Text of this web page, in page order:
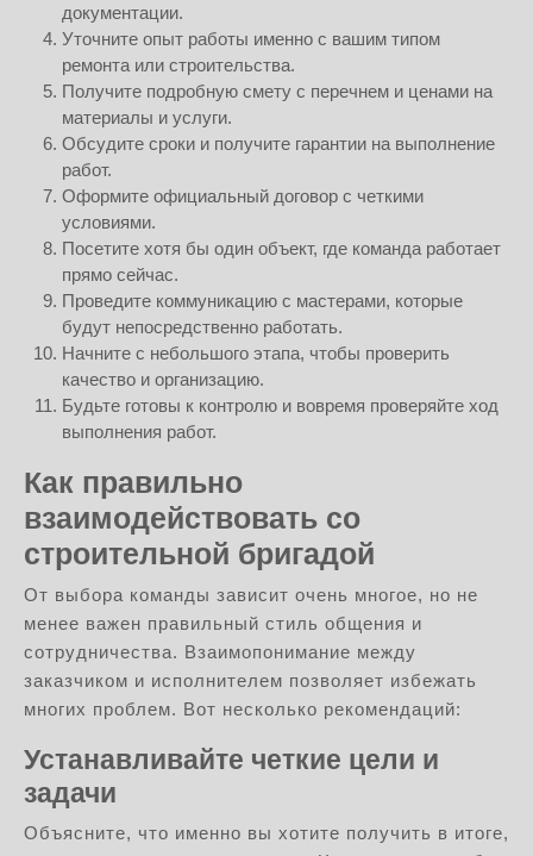
документации.
Уточните опыт работы именно с вашим типом
ремонта или строительства.
Получите подробную смету с перечнем и ценами на
материалы и услуги.
Обсудите сроки и получите гарантии на выполнение
работ.
Оформите официальный договор с четкими
условиями.
Посетите хотя бы один объект, где команда работает
прямо сейчас.
Проведите коммуникацию с мастерами, которые
будут непосредственно работать.
Начните с небольшого этапа, чтобы проверить
качество и организацию.
Будьте готовы к контролю и вовремя проверяйте ход
выполнения работ.
Как правильно
взаимодействовать со
строительной бригадой
От выбора команды зависит очень многое, но не
менее важен правильный стиль общения и
сотрудничества. Взаимопонимание между
заказчиком и исполнителем позволяет избежать
многих проблем. Вот несколько рекомендаций:
Устанавливайте четкие цели и
задачи
Объясните, что именно вы хотите получить в итоге,